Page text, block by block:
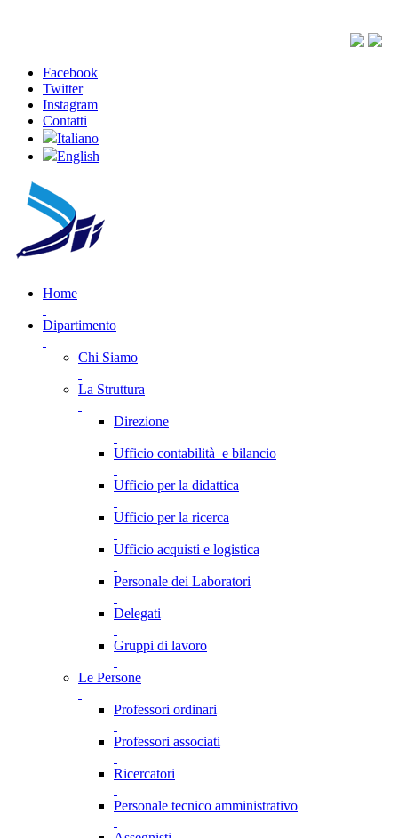
Facebook
Twitter
Instagram
Contatti
Italiano
English
Home
Dipartimento
Chi Siamo
La Struttura
Direzione
Ufficio contabilità e bilancio
Ufficio per la didattica
Ufficio per la ricerca
Ufficio acquisti e logistica
Personale dei Laboratori
Delegati
Gruppi di lavoro
Le Persone
Professori ordinari
Professori associati
Ricercatori
Personale tecnico amministrativo